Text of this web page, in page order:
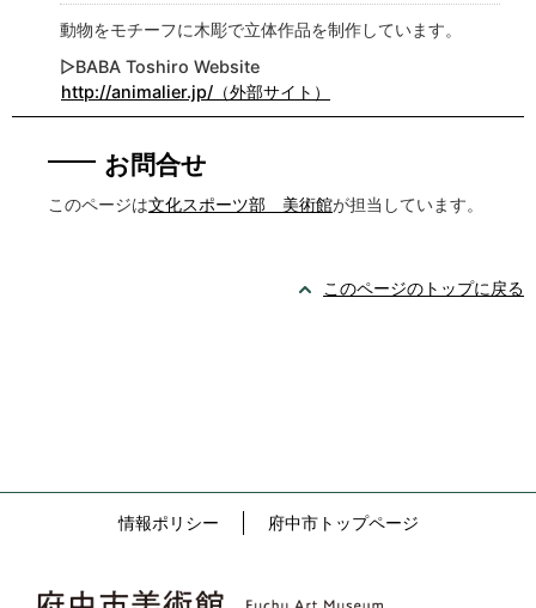
動物をモチーフに木彫で立体作品を制作しています。
▷BABA Toshiro Website
http://animalier.jp/（外部サイト）
お問合せ
このページは文化スポーツ部 美術館が担当しています。
このページのトップに戻る
情報ポリシー 府中市トップページ